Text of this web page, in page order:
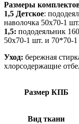
Размеры
1,5 Детское:
наволочка 50х70-1
1,5: пододеяльник
50х70-1 шт. и 70*70-
Уход: бережная
хлорсодержащие
Размер КПБ
Вид ткани